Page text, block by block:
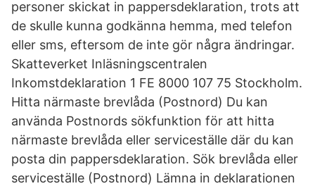
personer skickat in pappersdeklaration, trots att
de skulle kunna godkänna hemma, med telefon
eller sms, eftersom de inte gör några ändringar.
Skatteverket Inläsningscentralen
Inkomstdeklaration 1 FE 8000 107 75 Stockholm.
Hitta närmaste brevlåda (Postnord) Du kan
använda Postnords sökfunktion för att hitta
närmaste brevlåda eller serviceställe där du kan
posta din pappersdeklaration. Sök brevlåda eller
serviceställe (Postnord) Lämna in deklarationen